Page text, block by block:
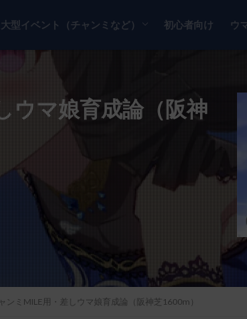
大型イベント（チャンミなど）
チャンピオンズミーティング
リーグオブヒーローズ
初心者向け ウ
ウマ娘育成論（阪神
ンミMILE用・差しウマ娘育成論（阪神芝1600m）